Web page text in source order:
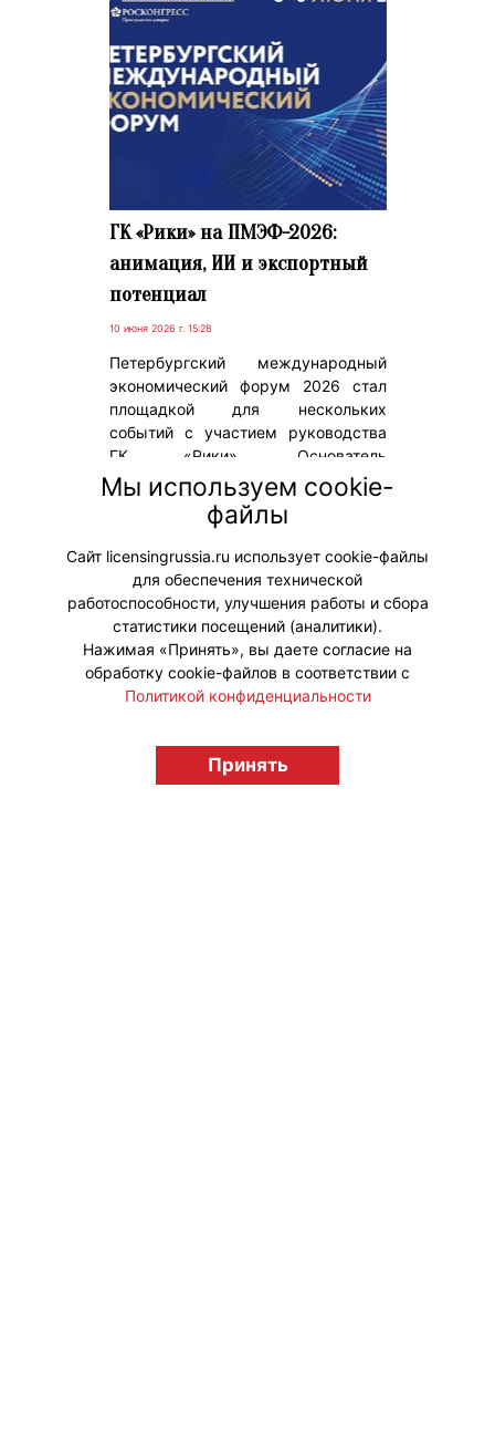
ГК «Рики» на ПМЭФ-2026:
анимация, ИИ и экспортный
потенциал
10 июня 2026 г. 15:28
Петербургский международный
экономический форум 2026 стал
площадкой для нескольких
событий с участием руководства
ГК «Рики». Основатель
холдинга Илья Попов и
генеральный директор Юлия
Немчина приняли участие в
дискуссиях форума.
#ПродвижениеБренда
licensingrussia.ru, 2009-2026 12+
Мы используем cookie-
файлы
Сайт licensingrussia.ru использует cookie-файлы
для обеспечения технической
работоспособности, улучшения работы и сбора
статистики посещений (аналитики).
Нажимая «Принять», вы даете согласие на
обработку cookie-файлов в соответствии с
Политикой конфиденциальности
Принять